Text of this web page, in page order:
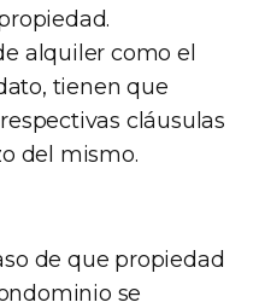
alquiler como el
tienen que
cláusulas
del mismo.
de que propiedad
se